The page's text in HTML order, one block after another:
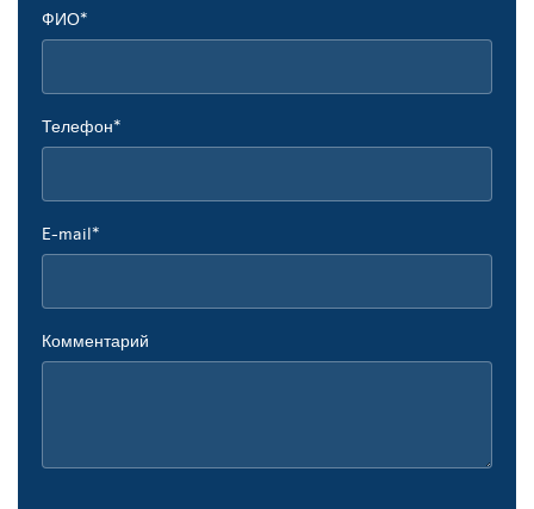
ФИО*
Телефон*
E-mail*
Комментарий